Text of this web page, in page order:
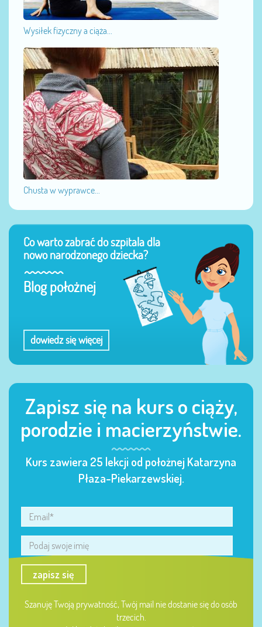
Wysiłek fizyczny a ciąża...
Chusta w wyprawce...
Co warto zabrać do szpitala dla
nowo narodzonego dziecka?
Blog położnej
dowiedz się więcej
Zapisz się na kurs o ciąży,
porodzie i macierzyństwie.
Kurs zawiera 25 lekcji od położnej Katarzyna
Płaza-Piekarzewskiej.
zapisz się
Szanuję Twoją prywatność, Twój mail nie dostanie się do osób
trzecich.